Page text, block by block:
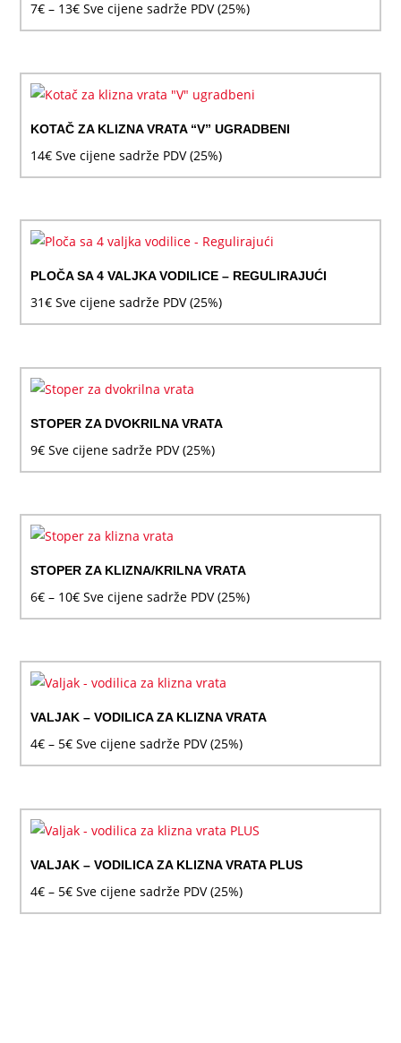
7€ – 13€Raspon
cijena:
7€
do
13€
Sve cijene sadrže PDV (25%)
KOTAČ ZA KLIZNA VRATA “V” UGRADBENI
14€ Sve cijene sadrže PDV (25%)
PLOČA SA 4 VALJKA VODILICE – REGULIRAJUĆI
31€ Sve cijene sadrže PDV (25%)
STOPER ZA DVOKRILNA VRATA
9€ Sve cijene sadrže PDV (25%)
STOPER ZA KLIZNA/KRILNA VRATA
6€ – 10€Raspon
cijena:
6€
do
10€
Sve cijene sadrže PDV (25%)
VALJAK – VODILICA ZA KLIZNA VRATA
4€ – 5€Raspon
cijena:
4€
do
5€
Sve cijene sadrže PDV (25%)
VALJAK – VODILICA ZA KLIZNA VRATA PLUS
4€ – 5€Raspon
cijena:
Sve cijene sadrže PDV (25%)